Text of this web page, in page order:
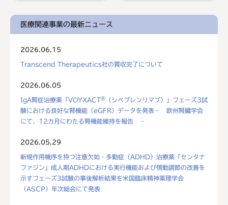
医療関連事業の最新ニュース
2026.06.15
Transcend Therapeutics社の買収完了について
2026.06.05
IgA腎症治療薬「VOYXACT®
（シベプレンリマブ）」フェーズ3試
験における良好な腎機能（eGFR）データを発表‐ 欧州腎臓学会
にて、12カ月にわたる腎機能維持を報告 ‐
2026.05.29
新規作用機序を持つ注意欠如・多動症（ADHD）治療薬「センタナ
ファジン」成人期ADHDにおける実行機能および情動調節の改善を
示すフェーズ3試験の事後解析結果を米国臨床精神薬理学会
（ASCP）年次総会にて発表